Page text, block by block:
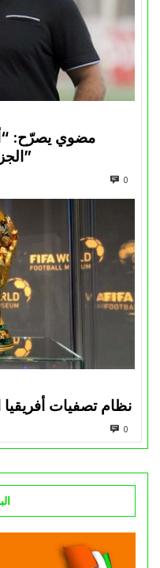
مضوي يصرّح:
الجزائرية في المسابقات القارية”
0
نظام تصفيات أفريقيا
0